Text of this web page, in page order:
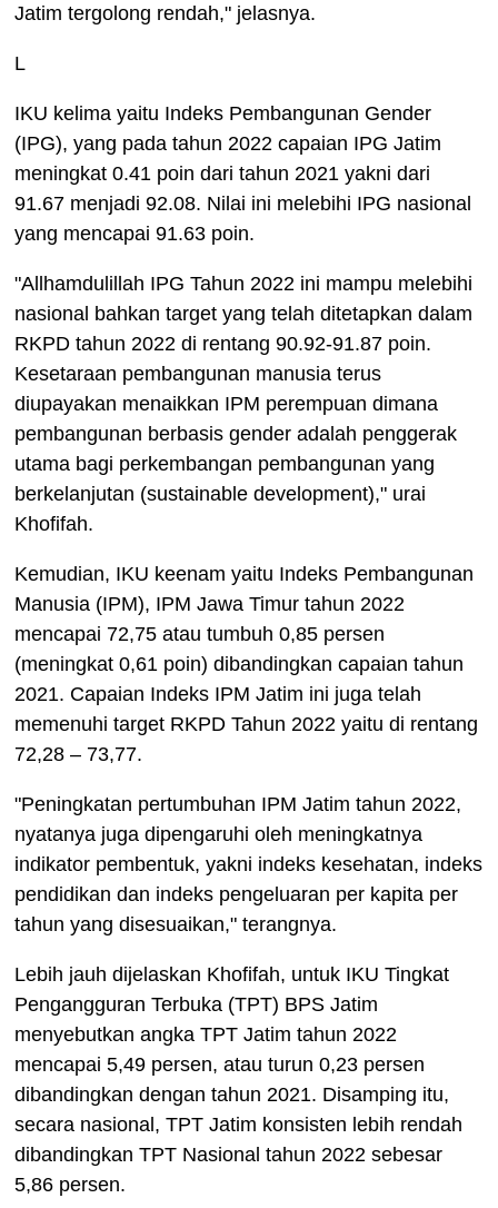
Jatim tergolong rendah," jelasnya.
L
IKU kelima yaitu Indeks Pembangunan Gender
(IPG), yang pada tahun 2022 capaian IPG Jatim
meningkat 0.41 poin dari tahun 2021 yakni dari
91.67 menjadi 92.08. Nilai ini melebihi IPG nasional
yang mencapai 91.63 poin.
"Allhamdulillah IPG Tahun 2022 ini mampu melebihi
nasional bahkan target yang telah ditetapkan dalam
RKPD tahun 2022 di rentang 90.92-91.87 poin.
Kesetaraan pembangunan manusia terus
diupayakan menaikkan IPM perempuan dimana
pembangunan berbasis gender adalah penggerak
utama bagi perkembangan pembangunan yang
berkelanjutan (sustainable development)," urai
Khofifah.
Kemudian, IKU keenam yaitu Indeks Pembangunan
Manusia (IPM), IPM Jawa Timur tahun 2022
mencapai 72,75 atau tumbuh 0,85 persen
(meningkat 0,61 poin) dibandingkan capaian tahun
2021. Capaian Indeks IPM Jatim ini juga telah
memenuhi target RKPD Tahun 2022 yaitu di rentang
72,28 – 73,77.
"Peningkatan pertumbuhan IPM Jatim tahun 2022,
nyatanya juga dipengaruhi oleh meningkatnya
indikator pembentuk, yakni indeks kesehatan, indeks
pendidikan dan indeks pengeluaran per kapita per
tahun yang disesuaikan," terangnya.
Lebih jauh dijelaskan Khofifah, untuk IKU Tingkat
Pengangguran Terbuka (TPT) BPS Jatim
menyebutkan angka TPT Jatim tahun 2022
mencapai 5,49 persen, atau turun 0,23 persen
dibandingkan dengan tahun 2021. Disamping itu,
secara nasional, TPT Jatim konsisten lebih rendah
dibandingkan TPT Nasional tahun 2022 sebesar
5,86 persen.